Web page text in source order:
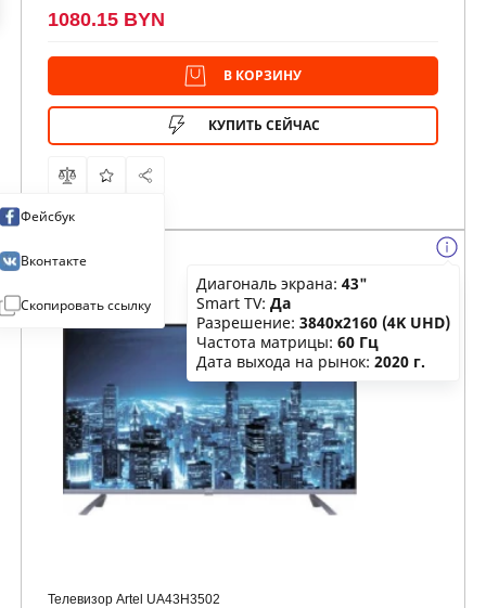
1080.15 BYN
В КОРЗИНУ
КУПИТЬ СЕЙЧАС
Фейсбук
Вконтакте
Скопировать ссылку
Телевизор Artel UA43H3502
Диагональ экрана: 43"
Smart TV: Да
Разрешение: 3840x2160 (4K UHD)
Частота матрицы: 60 Гц
Дата выхода на рынок: 2020 г.